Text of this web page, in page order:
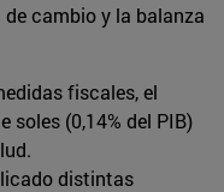
cambio y la balanza
fiscales, el
soles (0,14% del PIB)
distintas